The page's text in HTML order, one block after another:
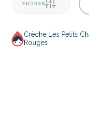
FILTRES
Crèche Les Petits
Rouges